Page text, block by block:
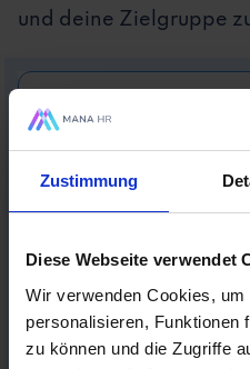
Zustimmung
Diese Webseite verwendet
Wir verwenden Cookies,
personalisieren, Funktionen
zu können und die Zugriffe
und deine Zielgruppe
Zustimmung.
Präferenz-